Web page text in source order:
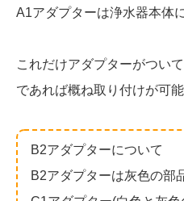
A1アダプターは浄水器本体
これだけアダプターがつい
であれば概ね取り付けが可能
B2アダプターについて
B2アダプターは灰色の部